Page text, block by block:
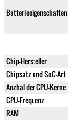
Batterieeigenschaften
Chip-Hersteller
Chipsatz und SoC-Art
Anzhal der CPU-Kerne
CPU-Frequenz
RAM